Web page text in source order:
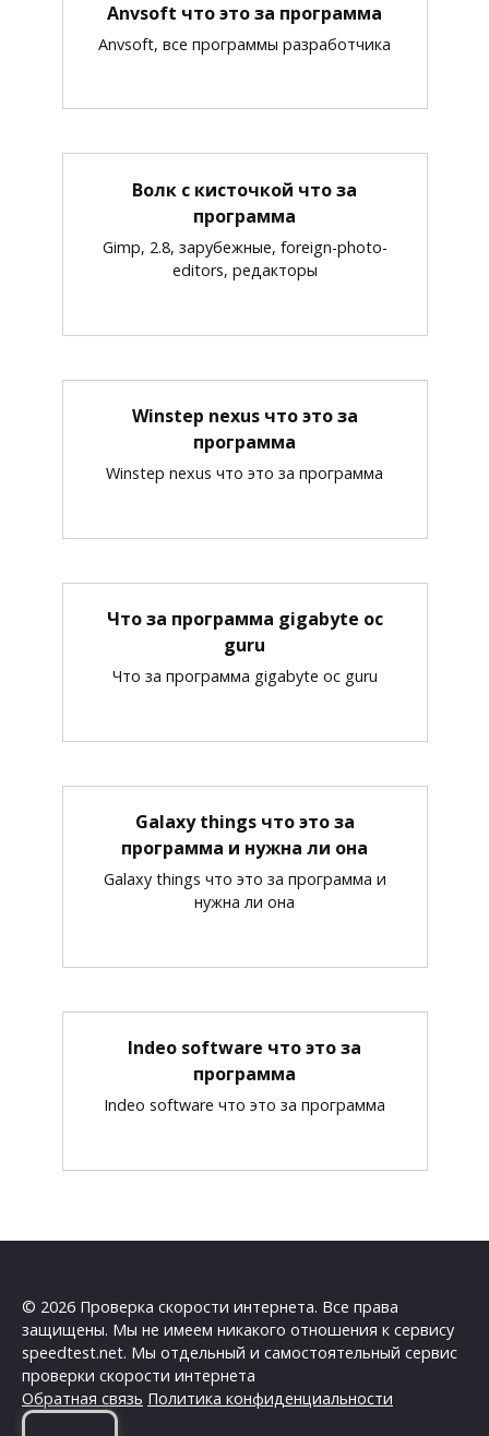
Anvsoft что это за программа
Anvsoft, все программы разработчика
Волк с кисточкой что за
программа
Gimp, 2.8, зарубежные, foreign-photo-
editors, редакторы
Winstep nexus что это за
программа
Winstep nexus что это за программа
Что за программа gigabyte oc
guru
Что за программа gigabyte oc guru
Galaxy things что это за
программа и нужна ли она
Galaxy things что это за программа и
нужна ли она
Indeo software что это за
программа
Indeo software что это за программа
© 2026 Проверка скорости интернета. Все права
защищены. Мы не имеем никакого отношения к сервису
speedtest.net. Мы отдельный и самостоятельный сервис
проверки скорости интернета
Обратная связь Политика конфиденциальности